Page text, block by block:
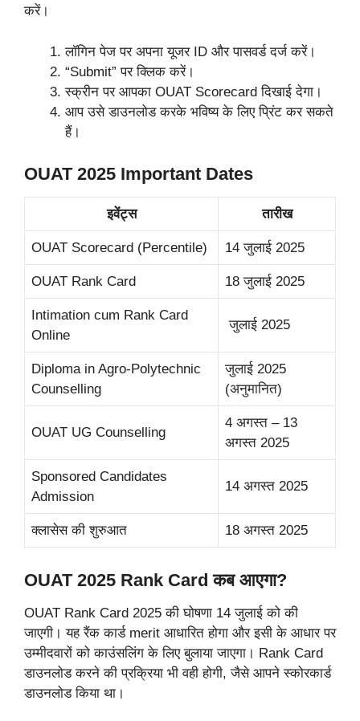
करें।
लॉगिन पेज पर अपना यूजर ID और पासवर्ड दर्ज करें।
“Submit” पर क्लिक करें।
स्क्रीन पर आपका OUAT Scorecard दिखाई देगा।
आप उसे डाउनलोड करके भविष्य के लिए प्रिंट कर सकते
हैं।
OUAT 2025 Important Dates
इवेंट्स तारीख
OUAT Scorecard (Percentile) 14 जुलाई 2025
OUAT Rank Card 18 जुलाई 2025
Intimation cum Rank Card
Online
जुलाई 2025
Diploma in Agro-Polytechnic
Counselling
जुलाई 2025
(अनुमानित)
OUAT UG Counselling
4 अगस्त – 13
अगस्त 2025
Sponsored Candidates
Admission
14 अगस्त 2025
क्लासेस की शुरुआत 18 अगस्त 2025
OUAT 2025 Rank Card कब आएगा?
OUAT Rank Card 2025 की घोषणा 14 जुलाई को की
जाएगी। यह रैंक कार्ड merit आधारित होगा और इसी के आधार पर
उम्मीदवारों को काउंसलिंग के लिए बुलाया जाएगा। Rank Card
डाउनलोड करने की प्रक्रिया भी वही होगी, जैसे आपने स्कोरकार्ड
डाउनलोड किया था।